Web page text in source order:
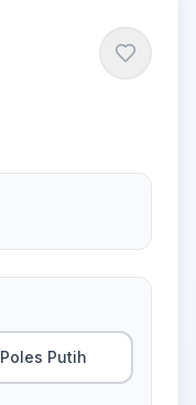
Poles Putih